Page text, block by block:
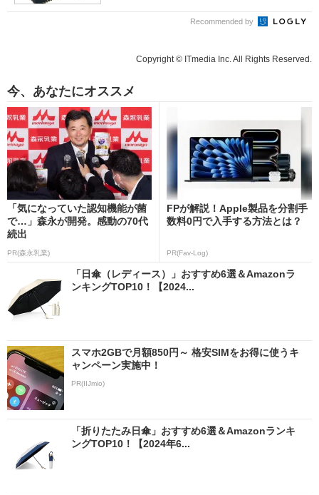
Recommended by
Copyright © ITmedia Inc. All Rights Reserved.
今、あなたにオススメ
「気になっていた認知機能が菌
で…」森永が開発。感動の70代
続出
PR(森永乳業)
FPが解説！Apple製品を分割手
数料0円で入手する方法とは？
PR(Fav-Log)
「日傘（レディース）」おすすめ6選＆Amazonラ
ンキングTOP10！【2024...
スマホ2GBで月額850円～ 格安SIMをお得に使うキ
ャンペーン実施中！
PR(IIJmio)
「折りたたみ日傘」おすすめ6選＆Amazonランキ
ングTOP10！【2024年6...